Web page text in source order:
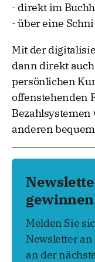
- direkt im
- über eine
Mit der
dann direkt
persönlichen
offenstehenden
Bezahlsystemen
anderen
Melden Sie
Newsletter
an der